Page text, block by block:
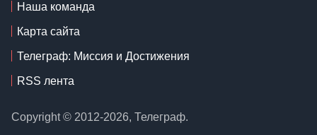
Наша команда
Карта сайта
Телеграф: Миссия и Достижения
RSS лента
Copyright © 2012-2026, Телеграф.